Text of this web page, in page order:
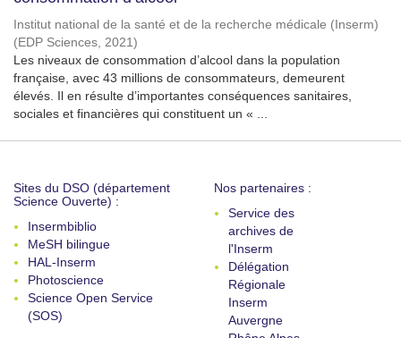
Institut national de la santé et de la recherche médicale (Inserm)
(EDP Sciences, 2021)
Les niveaux de consommation d’alcool dans la population
française, avec 43 millions de consommateurs, demeurent
élevés. Il en résulte d’importantes conséquences sanitaires,
sociales et financières qui constituent un « ...
Sites du DSO (département
Science Ouverte) :
Insermbiblio
MeSH bilingue
HAL-Inserm
Photoscience
Science Open Service
(SOS)
Nos partenaires :
Service des
archives de
l'Inserm
Délégation
Régionale
Inserm
Auvergne